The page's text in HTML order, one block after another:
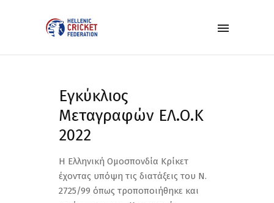
Eγκύκλιος
Μεταγραφών ΕΛ.Ο.Κ
2022
H Ελληνική Ομοσπονδία Κρίκετ
έχοντας υπόψη τις διατάξεις του Ν.
2725/99 όπως τροποποιήθηκε και